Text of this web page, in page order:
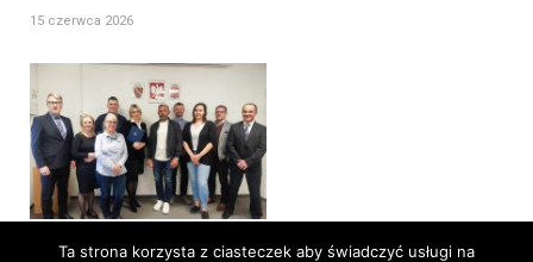
15 czerwca 2026
Rada Osiedla Augustówka
Ta strona korzysta z ciasteczek aby świadczyć usługi na